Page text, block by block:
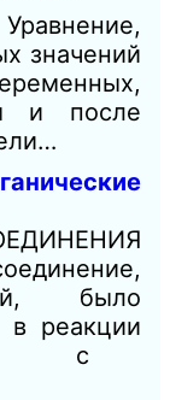
значений
и после
было
реакции
с